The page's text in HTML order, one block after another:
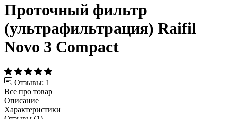
Проточный фильтр
(ультрафильтрация) Raifil
Novo 3 Compact
Отзывы: 1
Все про товар
Описание
Характеристики